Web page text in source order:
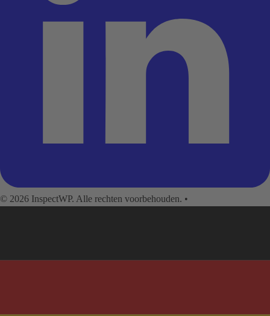
© 2026 InspectWP. Alle rechten voorbehouden. •